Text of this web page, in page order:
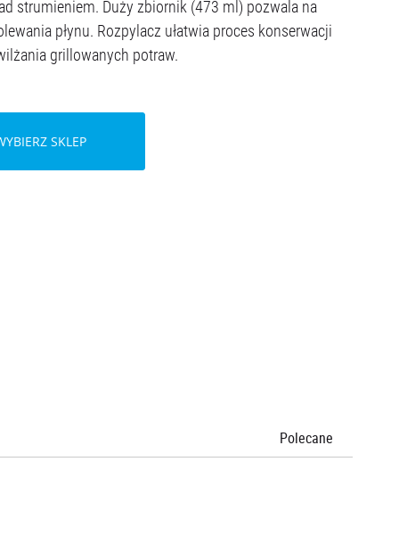
strumieniem. Duży zbiornik (473 ml) pozwala na
płynu. Rozpylacz ułatwia proces konserwacji
grillowanych potraw.
SKLEP
Polecane